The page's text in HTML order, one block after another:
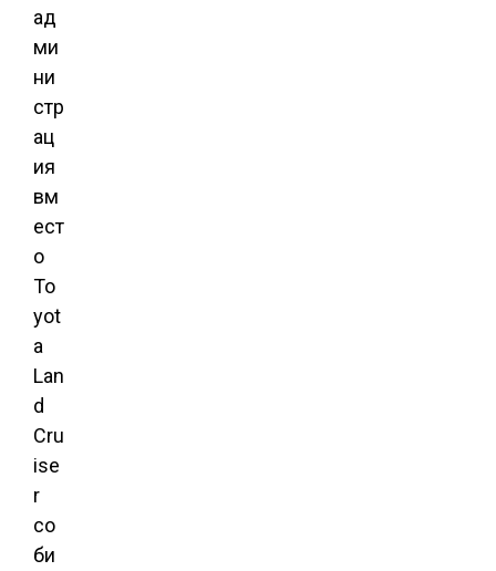
ад
ми
ни
стр
ац
ия
вм
ест
о
To
yot
a
Lan
d
Cru
ise
r
со
би